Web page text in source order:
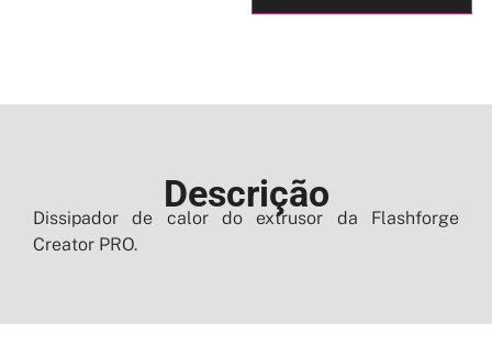
Descrição
Dissipador de calor do extrusor da Flashforge
Creator PRO.